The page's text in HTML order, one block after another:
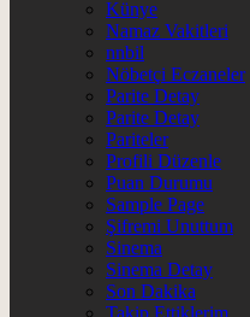
Künye
Namaz Vakitleri
nnbil
Nöbetçi Eczaneler
Parite Detay
Parite Detay
Pariteler
Profili Düzenle
Puan Durumu
Sample Page
Şifremi Unuttum
Sinema
Sinema Detay
Son Dakika